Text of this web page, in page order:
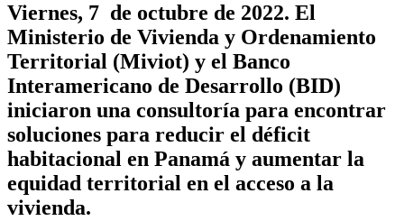
Viernes, 7 de octubre de 2022. El
Ministerio de Vivienda y Ordenamiento
Territorial (Miviot) y el Banco
Interamericano de Desarrollo (BID)
iniciaron una consultoría para encontrar
soluciones para reducir el déficit
habitacional en Panamá y aumentar la
equidad territorial en el acceso a la
vivienda.